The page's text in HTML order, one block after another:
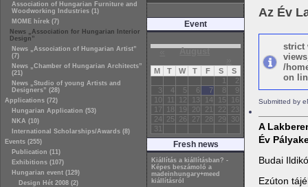
Association of Hungarian Furniture and
Woodworking Industries (1)
MOME hírek (7)
News „Association for Hungarian Interior
Design”
News „Association of Hungarian Artist”
(7)
News „Chamber of Hungarian Architects”
(21)
News „Studio of young Artists and
Designers” (28)
Applications (72)
Hungarian Application (53)
NKA (10)
International Scholarships/Awards (8)
Events (255)
Publication (11)
Exhibitions (107)
Hungarian event (129)
Design Hét 2008 (2)
Event
« August
M T W T F S
S
1
2
3
4 5 6 7 8
9
10
11 12 13 14 15
16
17
18 19 20 21 22
23
24
25 26 27 28 29
30
31
Fresh news
Kiállítás a kiállításban? -
Képes beszámoló a
madeinhungary+meed
kiállításról
Az Év
strict
/
on
Submitted by
A
Év
Budai
Ezúton